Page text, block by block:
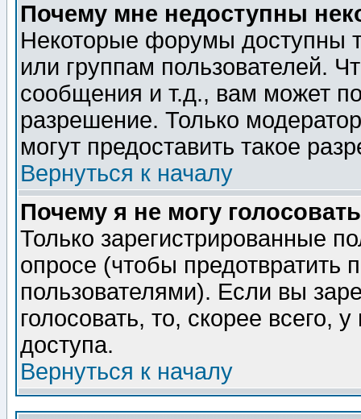
Почему мне недоступны
Некоторые форумы доступны
или группам пользователей.
сообщения и т.д., вам может
разрешение. Только
могут предоставить такое
Вернуться к началу
Почему я не могу
Только зарегистрированные
опросе (чтобы предотвратить
пользователями). Если вы
голосовать, то, скорее всего,
доступа.
Вернуться к началу